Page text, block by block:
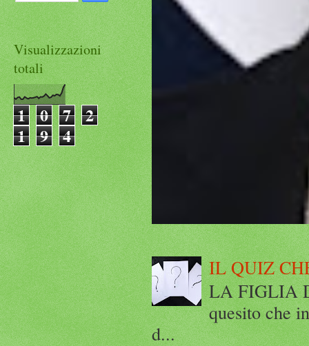
IL QUIZ
LA FIGLIA
quesito che
d...
Visualizzazioni
totali
1 0 7 2
1 9 4